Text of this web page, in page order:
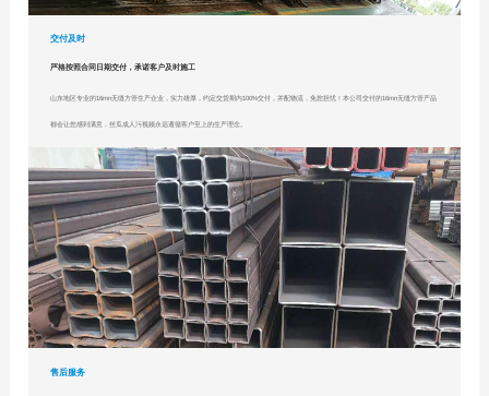
交付及时
严格按照合同日期交付，承诺客户及时施工
山东地区专业的16mn无缝方管生产企业，实力雄厚，约定交货期内100%交付，并配物流，免您担忧！本公司交付的16mn无缝方管产品
都会让您感到满意，丝瓜成人污视频永远遵循客户至上的生产理念。
售后服务